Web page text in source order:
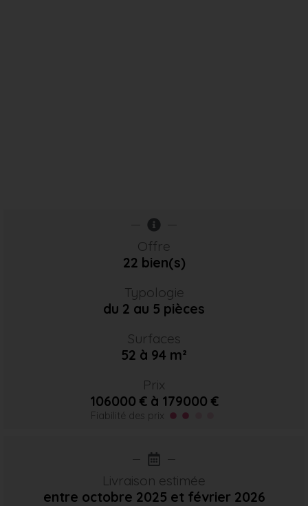
Offre
22 bien(s)
Typologie
du 2 au 5 pièces
Surfaces
52 à 94 m²
Prix
106000 € à 179000 €
Fiabilité des prix
Livraison estimée
entre octobre 2025 et février 2026